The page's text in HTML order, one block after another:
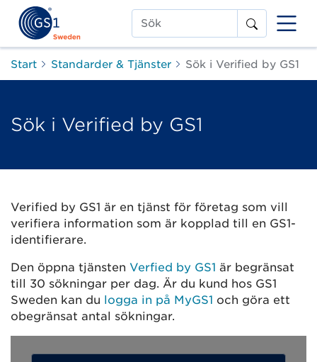
Sök
Start Standarder & Tjänster Sök i Verified by GS1
Sök i Verified by GS1
Verified by GS1 är en tjänst för företag som vill
verifiera information som är kopplad till en GS1-
identifierare.
Den öppna tjänsten Verfied by GS1 är begränsat
till 30 sökningar per dag. Är du kund hos GS1
Sweden kan du logga in på MyGS1 och göra ett
obegränsat antal sökningar.